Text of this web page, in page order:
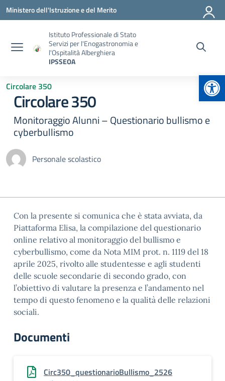
Vai ai contenuti
Vai al menu di navigazione
Vai al footer
Ministero dell'Istruzione e del Merito
Istituto Professionale di Stato
Servizi per l'Enogastronomia e
l'Ospitalità Alberghiera
IPSSEOA
Circolare 350
Circolare 350
Monitoraggio Alunni – Questionario bullismo e
cyberbullismo
Personale scolastico
Con la presente si comunica che è stata avviata, da
Piattaforma Elisa, la compilazione del questionario
online relativo al monitoraggio del bullismo e
cyberbullismo, come da Nota MIM prot. n. 1119 del 18
aprile 2025, rivolto alle studentesse e agli studenti
delle scuole secondarie di secondo grado, con
l’obiettivo di valutare la presenza e l’andamento nel
tempo di questo fenomeno e la qualità delle relazioni
sociali.
Documenti
Circ350_questionarioBullismo_2526